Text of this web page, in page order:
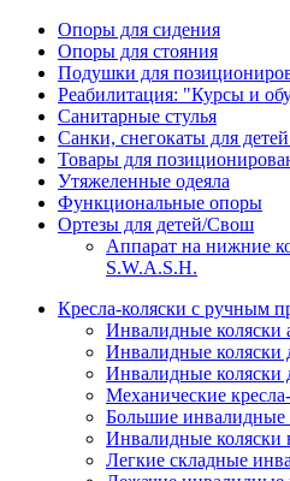
Опоры для сидения
Опоры для стояния
Подушки для
Реабилитация: "Курсы и
Санитарные стулья
Санки, снегокаты для
Товары для
Утяжеленные одеяла
Функциональные опоры
Ортезы для детей/Свош
Аппарат на нижние
S.W.A.S.H.
Кресла-коляски с ручным
Инвалидные коляски
Инвалидные коляски
Инвалидные коляски
Механические
Большие инвалидные
Инвалидные коляски
Легкие складные